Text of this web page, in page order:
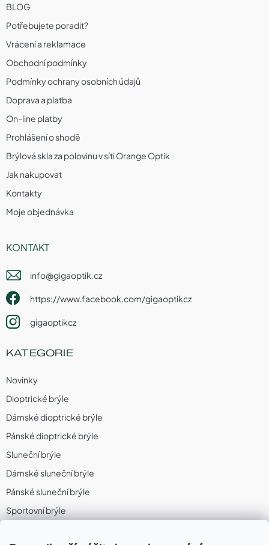
BLOG
Potřebujete poradit?
Vrácení a reklamace
Obchodní podmínky
Podmínky ochrany osobních údajů
Doprava a platba
On-line platby
Prohlášení o shodě
Brýlová skla za polovinu v síti Orange Optik
Jak nakupovat
Kontakty
Moje objednávka
KONTAKT
info@gigaoptik.cz
https://www.facebook.com/gigaoptikcz
gigaoptikcz
KATEGORIE
Novinky
Dioptrické brýle
Dámské dioptrické brýle
Pánské dioptrické brýle
Sluneční brýle
Dámské sluneční brýle
Pánské sluneční brýle
Sportovní brýle